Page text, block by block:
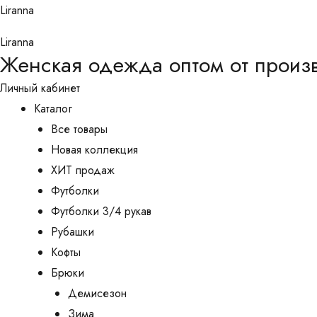
Перейти
содержимому
Liranna
Liranna
Женская одежда оптом от
Личный кабинет
Каталог
Все товары
Новая коллекция
ХИТ продаж
Футболки
Футболки 3/4 рукав
Рубашки
Кофты
Брюки
Демисезон